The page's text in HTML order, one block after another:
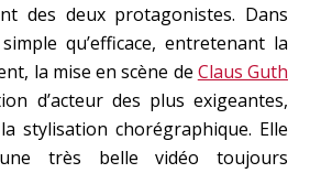
des deux protagonistes. Dans
qu’efficace, entretenant la
la mise en scène de Claus Guth
d’acteur des plus exigeantes,
stylisation chorégraphique. Elle
très belle vidéo toujours